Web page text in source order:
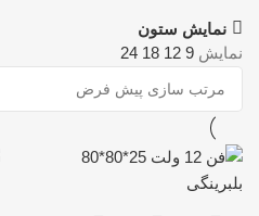
نمایش ستون
نمایش 9
12
18
24